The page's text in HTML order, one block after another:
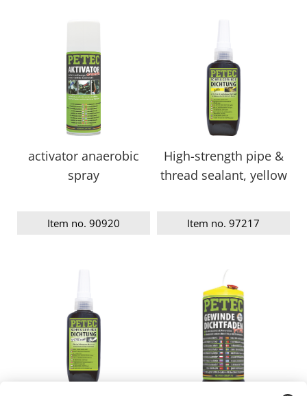
activator anaerobic
spray
Item no. 90920
High-strength pipe &
thread sealant, yellow
Item no. 97217